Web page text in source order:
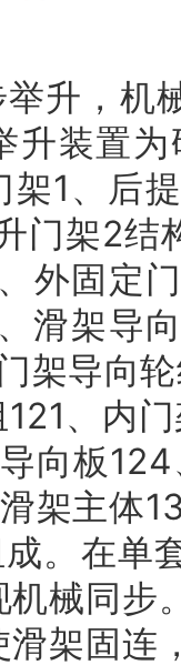
升，机
升装置
架1、后
门架2结
外固定
滑架导
架导向
、内
向板
架主体
。在单
械同步
架固连